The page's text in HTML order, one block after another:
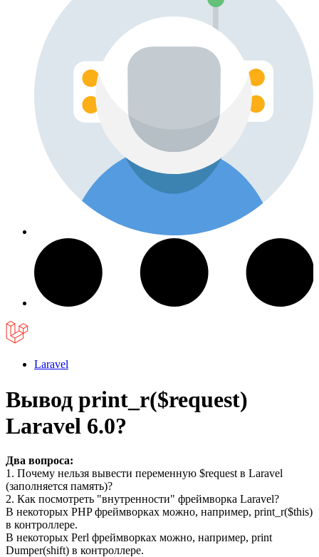
Laravel
Вывод print_r($request)
Laravel 6.0?
Два вопроса:
1. Почему нельзя вывести переменную $request в Laravel
(заполняется память)?
2. Как посмотреть "внутренности" фреймворка Laravel?
В некоторых PHP фреймворках можно, например, print_r($this)
в контроллере.
В некоторых Perl фреймворках можно, например, print
Dumper(shift) в контроллере.